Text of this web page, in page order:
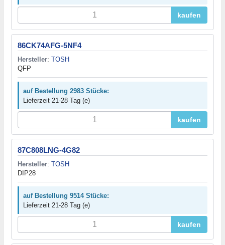
kaufen
86CK74AFG-5NF4
Hersteller: TOSH
QFP
auf Bestellung 2983 Stücke:
Lieferzeit 21-28 Tag (e)
kaufen
87C808LNG-4G82
Hersteller: TOSH
DIP28
auf Bestellung 9514 Stücke:
Lieferzeit 21-28 Tag (e)
kaufen